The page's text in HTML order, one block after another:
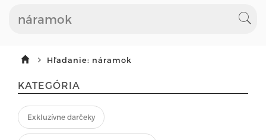
Hľadanie: náramok
KATEGÓRIA
Exkluzívne darčeky